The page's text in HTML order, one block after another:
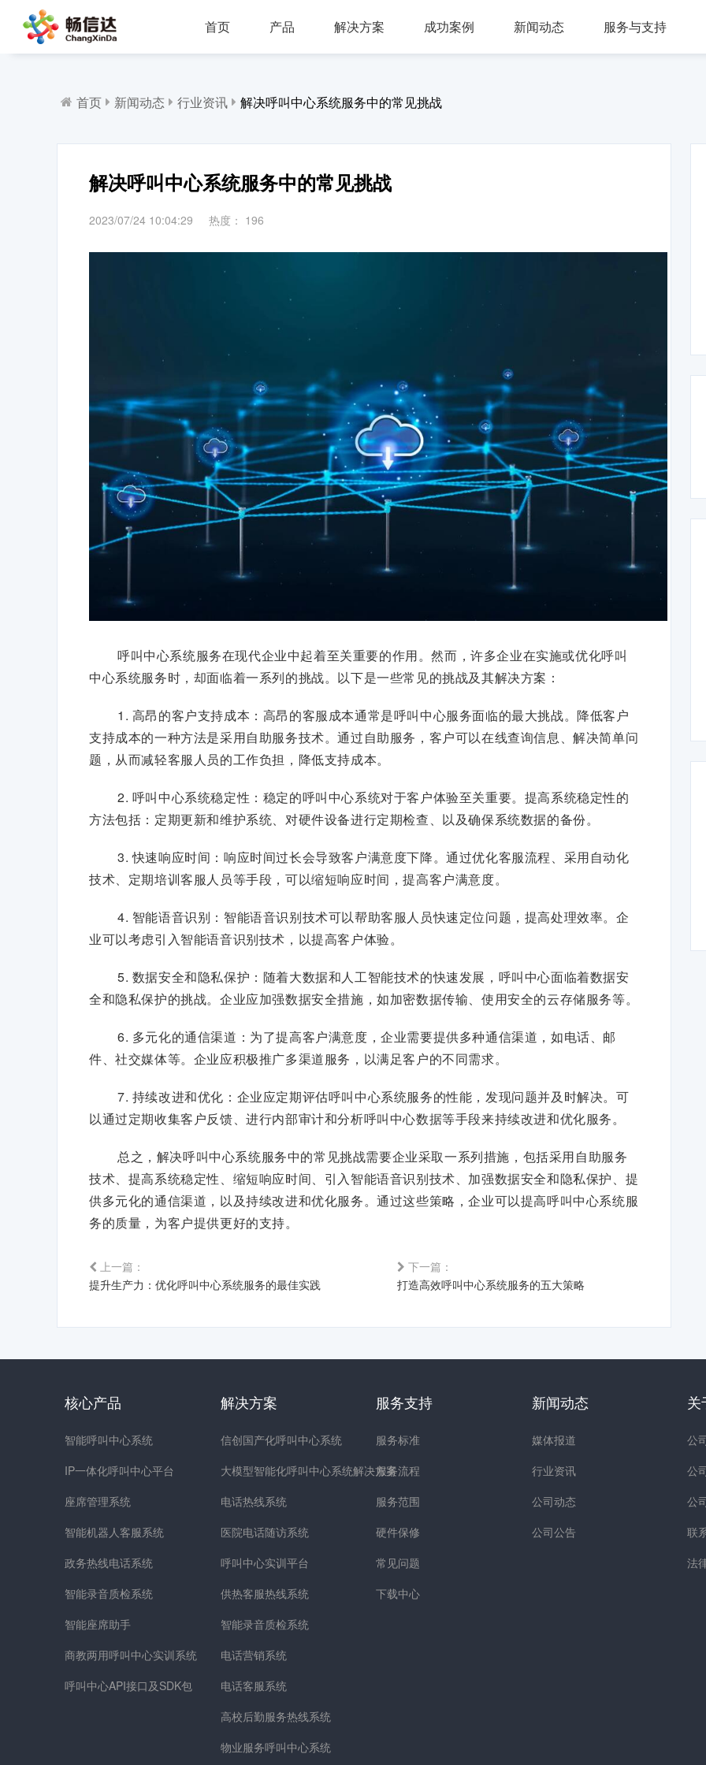
首页 产品 解决方案 成功案例 新闻动态 服务与支持
首页 新闻动态 行业资讯 解决呼叫中心系统服务中的常见挑战
解决呼叫中心系统服务中的常见挑战
2023/07/24 10:04:29 热度： 196
呼叫中心系统服务在现代企业中起着至关重要的作用。然而，许多企业在实施或优化呼叫
中心系统服务时，却面临着一系列的挑战。以下是一些常见的挑战及其解决方案：
1. 高昂的客户支持成本：高昂的客服成本通常是呼叫中心服务面临的最大挑战。降低客户
支持成本的一种方法是采用自助服务技术。通过自助服务，客户可以在线查询信息、解决简单问
题，从而减轻客服人员的工作负担，降低支持成本。
2. 呼叫中心系统稳定性：稳定的呼叫中心系统对于客户体验至关重要。提高系统稳定性的
方法包括：定期更新和维护系统、对硬件设备进行定期检查、以及确保系统数据的备份。
3. 快速响应时间：响应时间过长会导致客户满意度下降。通过优化客服流程、采用自动化
技术、定期培训客服人员等手段，可以缩短响应时间，提高客户满意度。
4. 智能语音识别：智能语音识别技术可以帮助客服人员快速定位问题，提高处理效率。企
业可以考虑引入智能语音识别技术，以提高客户体验。
5. 数据安全和隐私保护：随着大数据和人工智能技术的快速发展，呼叫中心面临着数据安
全和隐私保护的挑战。企业应加强数据安全措施，如加密数据传输、使用安全的云存储服务等。
6. 多元化的通信渠道：为了提高客户满意度，企业需要提供多种通信渠道，如电话、邮
件、社交媒体等。企业应积极推广多渠道服务，以满足客户的不同需求。
7. 持续改进和优化：企业应定期评估呼叫中心系统服务的性能，发现问题并及时解决。可
以通过定期收集客户反馈、进行内部审计和分析呼叫中心数据等手段来持续改进和优化服务。
总之，解决呼叫中心系统服务中的常见挑战需要企业采取一系列措施，包括采用自助服务
技术、提高系统稳定性、缩短响应时间、引入智能语音识别技术、加强数据安全和隐私保护、提
供多元化的通信渠道，以及持续改进和优化服务。通过这些策略，企业可以提高呼叫中心系统服
务的质量，为客户提供更好的支持。
上一篇：
提升生产力：优化呼叫中心系统服务的最佳实践
下一篇：
打造高效呼叫中心系统服务的五大策略
核心产品
智能呼叫中心系统
IP一体化呼叫中心平台
座席管理系统
智能机器人客服系统
政务热线电话系统
智能录音质检系统
智能座席助手
商教两用呼叫中心实训系统
呼叫中心API接口及SDK包
解决方案
信创国产化呼叫中心系统
大模型智能化呼叫中心系统解决方案
电话热线系统
医院电话随访系统
呼叫中心实训平台
供热客服热线系统
智能录音质检系统
电话营销系统
电话客服系统
高校后勤服务热线系统
物业服务呼叫中心系统
服务支持
服务标准
服务流程
服务范围
硬件保修
常见问题
下载中心
新闻动态
媒体报道
行业资讯
公司动态
公司公告
关
公
公
公
联
法